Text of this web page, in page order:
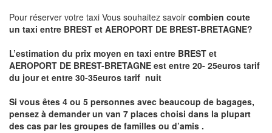
Pour réserver votre taxi Vous souhaitez savoir combien coute
un taxi entre BREST et AEROPORT DE BREST-BRETAGNE?
L’estimation du prix moyen en taxi entre BREST et
AEROPORT DE BREST-BRETAGNE est entre 20- 25euros tarif
du jour et entre 30-35euros tarif nuit
Si vous êtes 4 ou 5 personnes avec beaucoup de bagages,
pensez à demander un van 7 places choisi dans la plupart
des cas par les groupes de familles ou d’amis .